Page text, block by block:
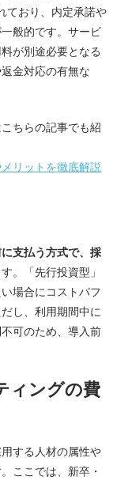
ており、内定承諾や
般的です。サービ
が別途必要となる
金対応の有無な
ちらの記事でも紹
リットを徹底解説
支払う方式で、採
。「先行投資型」
場合にコストパフ
し、利用期間中に
可のため、導入前
ィングの費
する人材の属性や
ここでは、新卒・